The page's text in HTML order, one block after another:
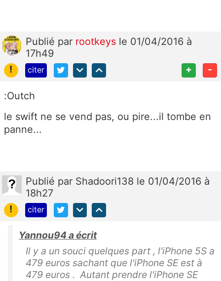
Publié par rootkeys le 01/04/2016 à
17h49
!
citer + -
:Outch
le swift ne se vend pas, ou pire...il tombe en
panne...
Publié par Shadoori138 le 01/04/2016 à
18h27
!
citer
Yannou94 a écrit
Il y a un souci quelques part , l'iPhone 5S a
479 euros sachant que l'iPhone SE est à
479 euros . Autant prendre l'iPhone SE